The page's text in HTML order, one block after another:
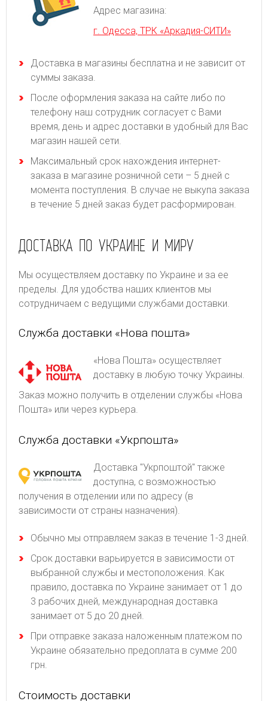
Адрес магазина:
г. Одесса, ТРК «Аркадия-СИТИ»
Доставка в магазины бесплатна и не зависит от
суммы заказа.
После оформления заказа на сайте либо по
телефону наш сотрудник согласует с Вами
время, день и адрес доставки в удобный для Вас
магазин нашей сети.
Максимальный срок нахождения интернет-
заказа в магазине розничной сети – 5 дней с
момента поступления. В случае не выкупа заказа
в течение 5 дней заказ будет расформирован.
ДОСТАВКА ПО УКРАИНЕ И МИРУ
Мы осуществляем доставку по Украине и за ее
пределы. Для удобства наших клиентов мы
сотрудничаем с ведущими службами доставки.
Служба доставки «Нова пошта»
«Нова Пошта» осуществляет
доставку в любую точку Украины.
Заказ можно получить в отделении службы «Нова
Пошта» или через курьера.
Служба доставки «Укрпошта»
Доставка "Укрпоштой" также
доступна, с возможностью
получения в отделении или по адресу (в
зависимости от страны назначения).
Обычно мы отправляем заказ в течение 1-3 дней.
Срок доставки варьируется в зависимости от
выбранной службы и местоположения. Как
правило, доставка по Украине занимает от 1 до
3 рабочих дней, международная доставка
занимает от 5 до 20 дней.
При отправке заказа наложенным платежом по
Украине обязательно предоплата в сумме 200
грн.
Стоимость доставки